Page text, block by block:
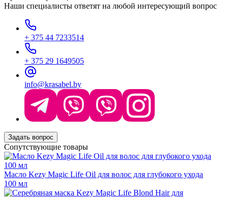
Наши специалисты ответят на любой интересующий вопрос
+ 375 44 7233514
+ 375 29 1649505
info@krasabel.by
Задать вопрос
Сопутствующие товары
Масло Kezy Magic Life Oil для волос для глубокого ухода
100 мл